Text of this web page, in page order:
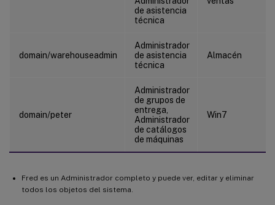
de asistencia
técnica
domain/warehouseadmin
Administrador
de asistencia
técnica
Almacén
domain/peter
Administrador
de grupos de
entrega,
Administrador
de catálogos
de máquinas
Win7
Fred es un Administrador completo y puede ver, editar y eliminar
todos los objetos del sistema.